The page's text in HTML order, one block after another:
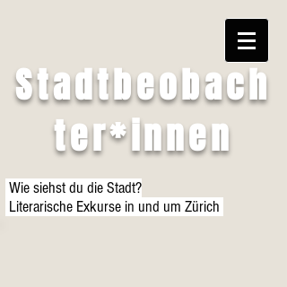
Stadtbeobach
ter*innen
Wie siehst du die Stadt?
Literarische Exkurse in und um Zürich